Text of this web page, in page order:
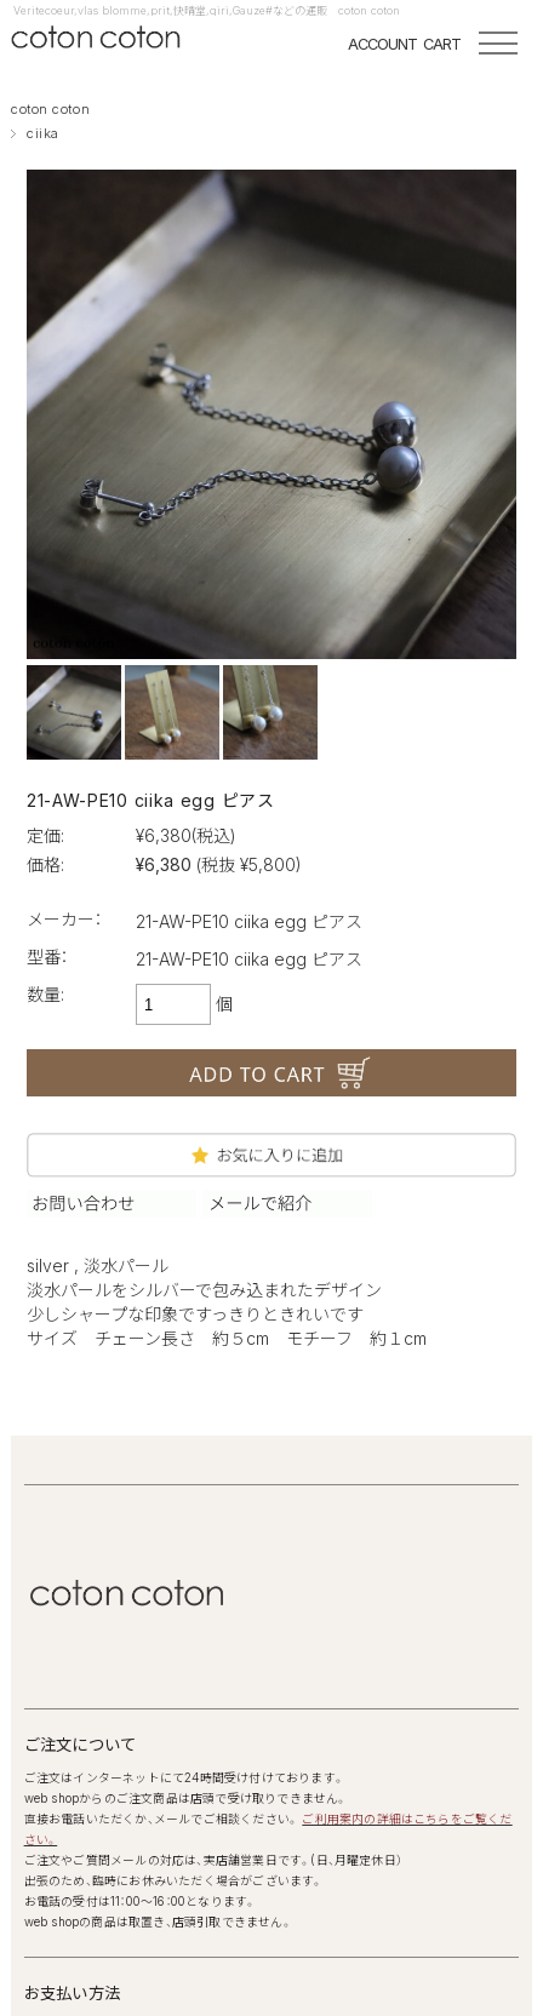
Veritecoeur,vlas blomme,prit,快晴堂,qiri,Gauze#などの通販 coton coton
ACCOUNT CART
coton coton
ciika
21-AW-PE10 ciika egg ピアス
定価:
¥6,380(税込)
価格:
¥6,380 (税抜 ¥5,800)
メーカー：
21-AW-PE10 ciika egg ピアス
型番：
21-AW-PE10 ciika egg ピアス
数量:
個
silver , 淡水パール
淡水パールをシルバーで包み込まれたデザイン
少しシャープな印象ですっきりときれいです
サイズ チェーン長さ 約５cm モチーフ 約１cm
ご注文について
ご注文はインターネットにて24時間受け付けております。
web shopからのご注文商品は店頭で受け取りできません。
直接お電話いただくか、メールでご相談ください。 ご利用案内の詳細はこちらをご覧くだ
さい。
ご注文やご質問メールの対応は、実店舗営業日です。(日、月曜定休日）
出張のため、臨時にお休みいただく場合がございます。
お電話の受付は11：00～16：00となります。
web shopの商品は取置き、店頭引取できません。
お支払い方法